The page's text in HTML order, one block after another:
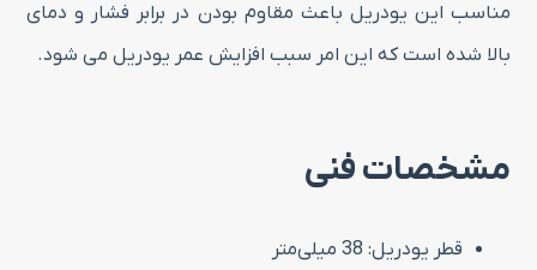
مناسب این یودریل باعث مقاوم بودن در برابر فشار و دمای
بالا شده است که این امر سبب افزایش عمر یودریل می شود.
مشخصات فنی
قطر یودریل: 38 میلی‌متر